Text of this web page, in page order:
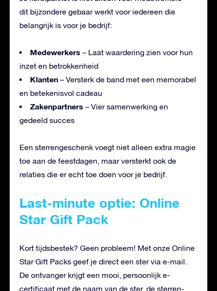
dit bijzondere gebaar werkt voor iedereen die
belangrijk is voor je bedrijf:
Medewerkers – Laat waardering zien voor hun
inzet en betrokkenheid
Klanten – Versterk de band met een memorabel
en betekenisvol cadeau
Zakenpartners – Vier samenwerking en
gedeeld succes
Een sterrengeschenk voegt niet alleen extra magie
toe aan de feestdagen, maar versterkt ook de
relaties die er echt toe doen voor je bedrijf.
Last-minute optie: Online
Star Gift Pack
Kort tijdsbestek? Geen probleem! Met onze Online
Star Gift Packs geef je direct een ster via e-mail.
De ontvanger krijgt een mooi, persoonlijk e-
certificaat met de naam van de ster, de sterren-